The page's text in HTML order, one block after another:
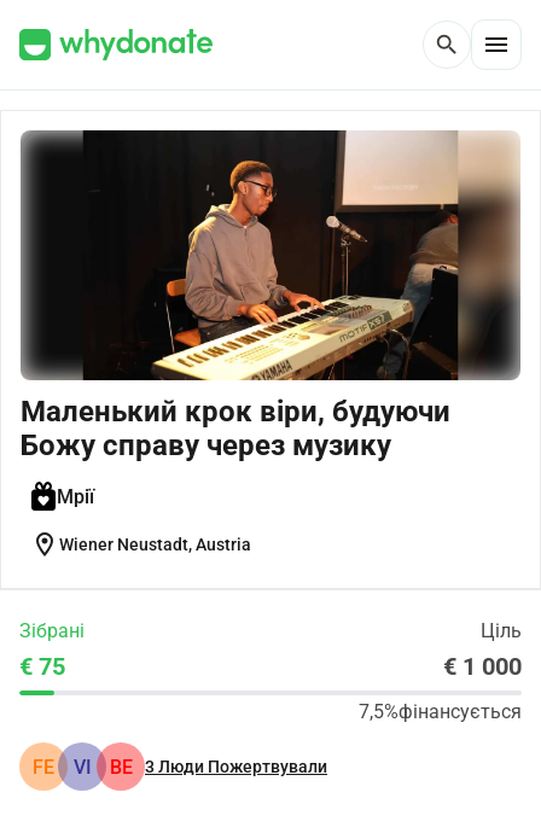
search menu
Маленький крок віри, будуючи
Божу справу через музику
Мрії
location_on Wiener Neustadt, Austria
Зібрані Ціль
€ 75 € 1 000
7,5%фінансується
FE VI BE 3Люди Пожертвували